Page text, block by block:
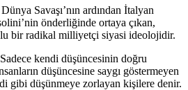
Savaşı’nın ardından İtalyan
önderliğinde ortaya çıkan,
bir radikal milliyetçi siyasi ideolojidir.
kendi düşüncesinin doğru
düşüncesine saygı göstermeyen
gibi düşünmeye zorlayan kişilere denir.